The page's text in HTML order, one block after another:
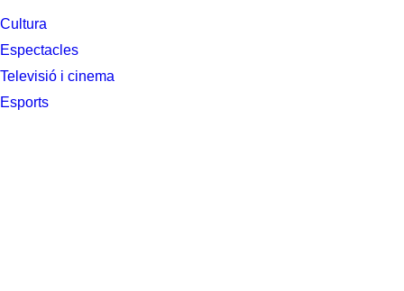
Cultura
Espectacles
Televisió i cinema
Esports